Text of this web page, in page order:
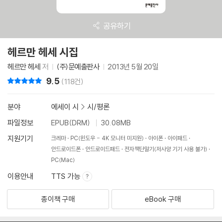
공유하기
헤르만 헤세 시집
헤르만 헤세 저 (주)문예출판사 2013년 5월 20일
9.5 (118건)
분야 에세이 시 > 시/평론
파일정보
EPUB(DRM)
30.08MB
지원기기
크레마 PC(윈도우 - 4K 모니터 미지원) 아이폰
아이패드
안드로이드폰
안드로이드패드
전자책단말기(저사양 기기 사용 불가)
PC(Mac)
이용안내 TTS 가능
종이책 구매 eBook 구매